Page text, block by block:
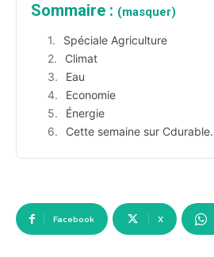
Sommaire : (masquer)
Spéciale Agriculture
Climat
Eau
Economie
Énergie
Cette semaine sur
Facebook X